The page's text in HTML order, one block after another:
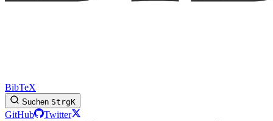
BibTeX
Suchen StrgK
GitHub
Twitter